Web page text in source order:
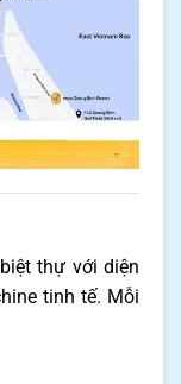
thự với diện
tinh tế. Mỗi